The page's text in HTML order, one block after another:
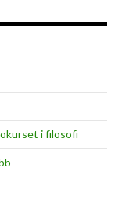
i filosofi